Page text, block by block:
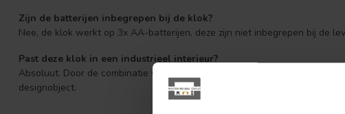
Zijn de batterijen inbegrepen bij de klok?
Nee, de klok werkt op 3x AA-batterijen, deze zijn niet inbegrepen bij de
Past deze klok in een industrieel interieur?
Absoluut. Door de combinatie van grijs metaal, messing tandwielen en
designobject.